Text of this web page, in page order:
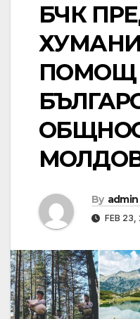
БЧК
ПОМОЩ
By admin
FEB 23,